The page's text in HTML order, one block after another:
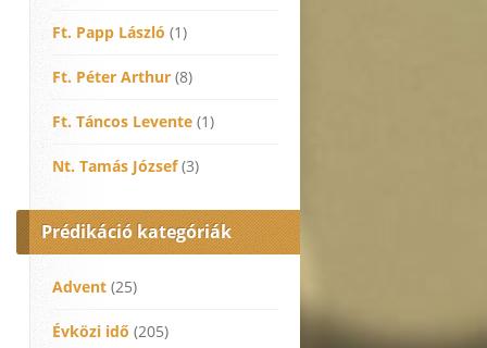
Ft. Papp László (1)
Ft. Péter Arthur (8)
Ft. Táncos Levente (1)
Nt. Tamás József(3)
Prédikáció kategóriák
Advent (25)
Évközi idő (205)